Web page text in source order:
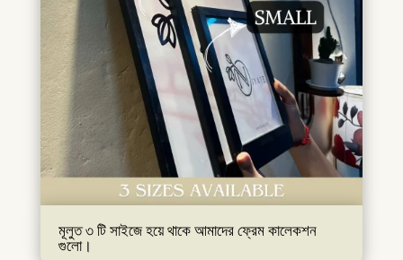
মূলুত ৩ টি সাইজে হয়ে থাকে আমাদের ফ্রেম কালেকশন
গুলো।